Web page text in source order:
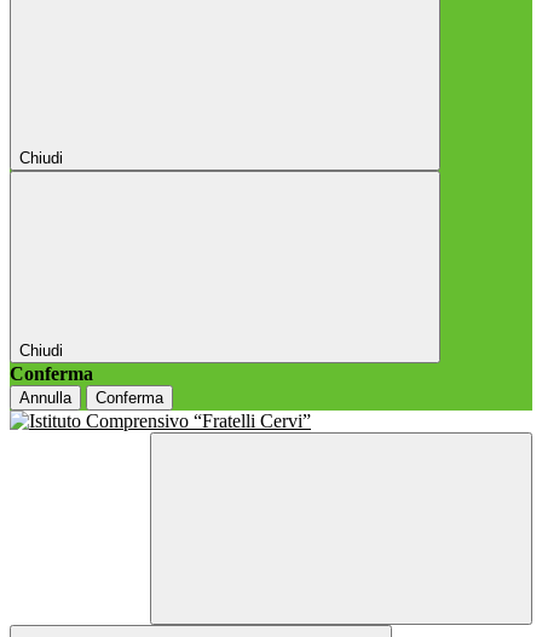
Chiudi
Chiudi
Conferma
Annulla Conferma